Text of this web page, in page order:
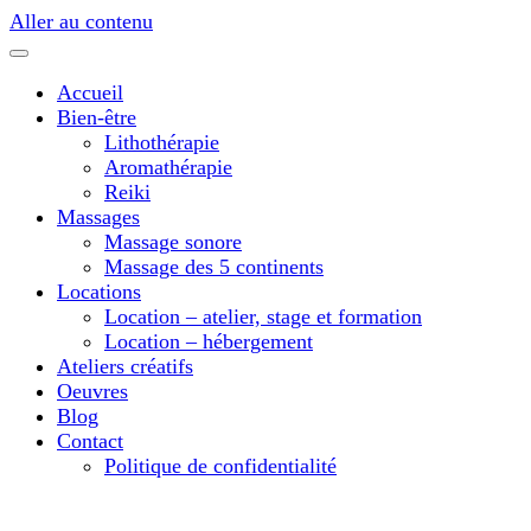
Aller au contenu
Accueil
Bien-être
Lithothérapie
Aromathérapie
Reiki
Massages
Massage sonore
Massage des 5 continents
Locations
Location – atelier, stage et formation
Location – hébergement
Ateliers créatifs
Oeuvres
Blog
Contact
Politique de confidentialité